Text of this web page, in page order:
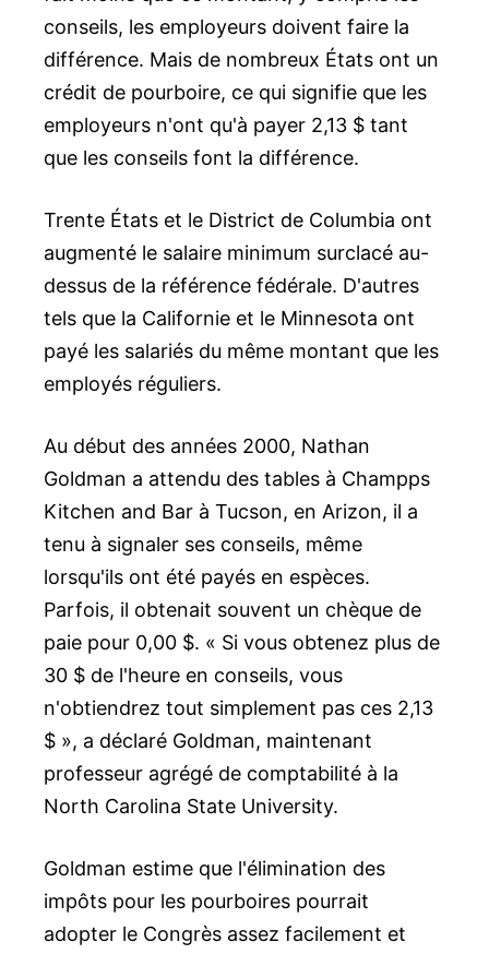
conseils, les employeurs doivent faire la
différence. Mais de nombreux États ont un
crédit de pourboire, ce qui signifie que les
employeurs n'ont qu'à payer 2,13 $ tant
que les conseils font la différence.
Trente États et le District de Columbia ont
augmenté le salaire minimum surclacé au-
dessus de la référence fédérale. D'autres
tels que la Californie et le Minnesota ont
payé les salariés du même montant que les
employés réguliers.
Au début des années 2000, Nathan
Goldman a attendu des tables à Champps
Kitchen and Bar à Tucson, en Arizon, il a
tenu à signaler ses conseils, même
lorsqu'ils ont été payés en espèces.
Parfois, il obtenait souvent un chèque de
paie pour 0,00 $. « Si vous obtenez plus de
30 $ de l'heure en conseils, vous
n'obtiendrez tout simplement pas ces 2,13
$ », a déclaré Goldman, maintenant
professeur agrégé de comptabilité à la
North Carolina State University.
Goldman estime que l'élimination des
impôts pour les pourboires pourrait
adopter le Congrès assez facilement et